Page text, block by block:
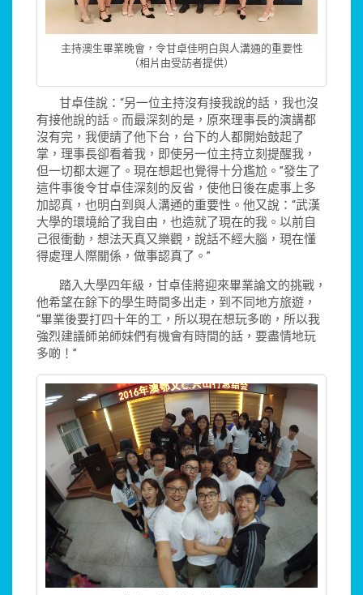
主持澳生畢業晚會，令甘卓佳明白與人溝通的重要性
（相片由受訪者提供）
甘卓佳說：“另一位主持沒有接我說的話，我也沒
有接他說的話。而最深刻的是，原來理事長的演講都
沒有完，我便請了他下台，台下的人都開始鼓起了
掌，理事長卻看着我，即使另一位主持立刻提醒我，
但一切都太遲了。現在想起也覺得十分尷尬。”發生了
這件事後令甘卓佳深刻的反省，使他日後在處事上多
加認真，也明白到與人溝通的重要性。他又說：“武漢
大學的環境給了我自由，也造就了現在的我。以前自
己很衝動，想法天真又樂觀，說話不經大腦，現在懂
得處理人際關係，做事認真了。”
踏入大學四年級，甘卓佳將迎來畢業論文的挑戰，
他希望在餘下的學生時間多出走，到不同地方旅遊，
“畢業後要打四十年的工，所以現在想玩多啲，所以我
強烈建議師弟師妹們有機會有時間的話，要盡情地玩
多啲！”